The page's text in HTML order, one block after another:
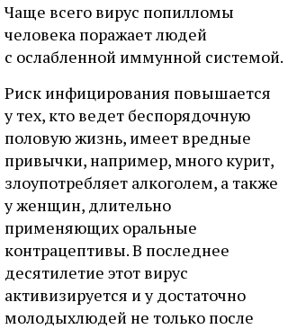
Чаще всего вирус попилломы
человека поражает людей
с ослабленной иммунной системой.
Риск инфицирования повышается
у тех, кто ведет беспорядочную
половую жизнь, имеет вредные
привычки, например, много курит,
злоупотребляет алкоголем, а также
у женщин, длительно
применяющих оральные
контрацептивы. В последнее
десятилетие этот вирус
активизируется и у достаточно
молодыхлюдей не только после